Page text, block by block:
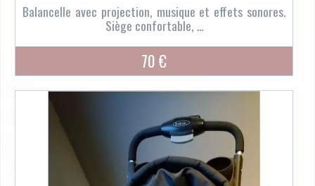
Balancelle avec projection, musique et effets sonores.
Siège confortable, ...
70 €